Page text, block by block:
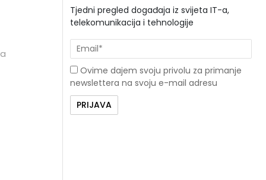
Tjedni pregled događaja iz svijeta IT-a,
telekomunikacija i tehnologije
Ovime dajem svoju privolu za primanje
newslettera na svoju e-mail adresu